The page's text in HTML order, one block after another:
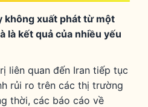
không xuất phát từ một
là kết quả của nhiều yếu
liên quan đến Iran tiếp tục
rủi ro trên các thị trường
thời, các báo cáo về